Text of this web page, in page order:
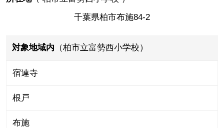
千葉県柏市布施84-2
対象地域内 （柏市立富勢西小学校）
宿連寺
根戸
布施